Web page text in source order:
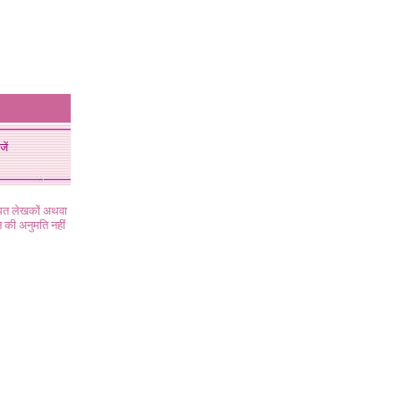
लेखकों अथवा
अनुमति नहीं